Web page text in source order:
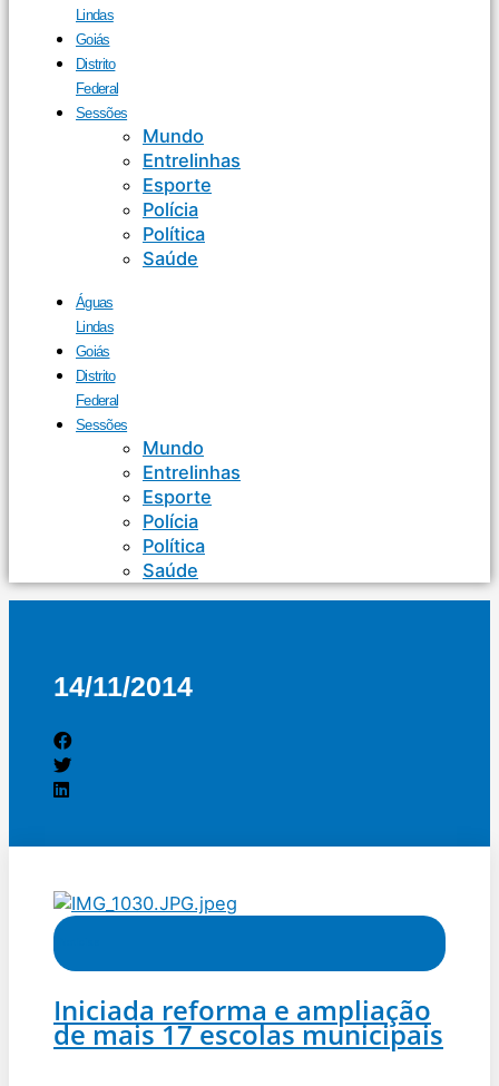
Lindas
Goiás
Distrito
Federal
Sessões
Mundo
Entrelinhas
Esporte
Polícia
Política
Saúde
Águas
Lindas
Goiás
Distrito
Federal
Sessões
Mundo
Entrelinhas
Esporte
Polícia
Política
Saúde
14/11/2014
Iniciada reforma e ampliação
de mais 17 escolas municipais